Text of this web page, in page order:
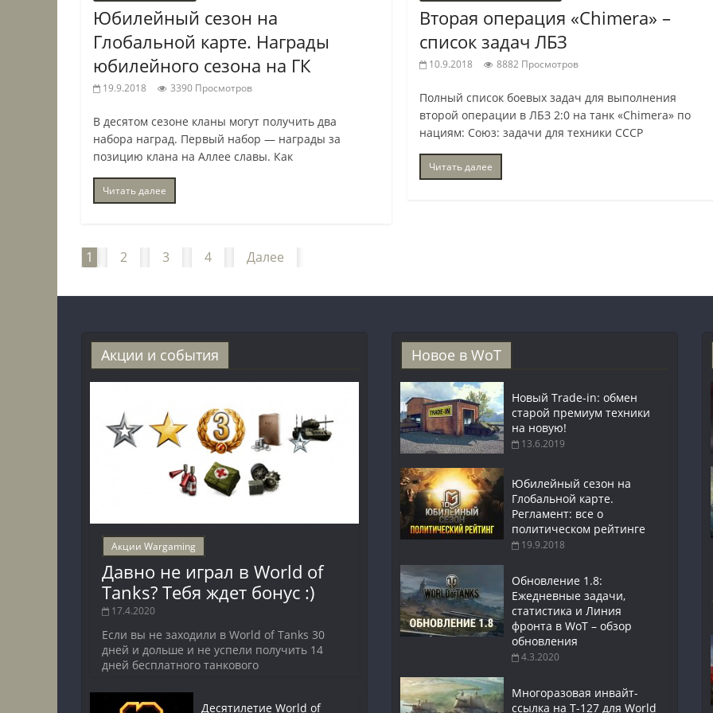
Юбилейный сезон на
Глобальной карте. Награды
юбилейного сезона на ГК
19.9.2018 3390 Просмотров
В десятом сезоне кланы могут получить два
набора наград. Первый набор — награды за
позицию клана на Аллее славы. Как
Читать далее
Вторая операция «Chimera» –
список задач ЛБЗ
10.9.2018 8882 Просмотров
Полный список боевых задач для выполнения
второй операции в ЛБЗ 2:0 на танк «Chimera» по
нациям: Союз: задачи для техники СССР
Читать далее
1 2 3 4 Далее
Акции и события
Акции Wargaming
Давно не играл в World of
Tanks? Тебя ждет бонус :)
17.4.2020
Если вы не заходили в World of Tanks 30
дней и дольше и не успели получить 14
дней бесплатного танкового
Десятилетие World of
Новое в WoT
Новый Trade-in: обмен
старой премиум техники
на новую!
13.6.2019
Юбилейный сезон на
Глобальной карте.
Регламент: все о
политическом рейтинге
19.9.2018
Обновление 1.8:
Ежедневные задачи,
статистика и Линия
фронта в WoT – обзор
обновления
4.3.2020
Многоразовая инвайт-
ссылка на Т-127 для World